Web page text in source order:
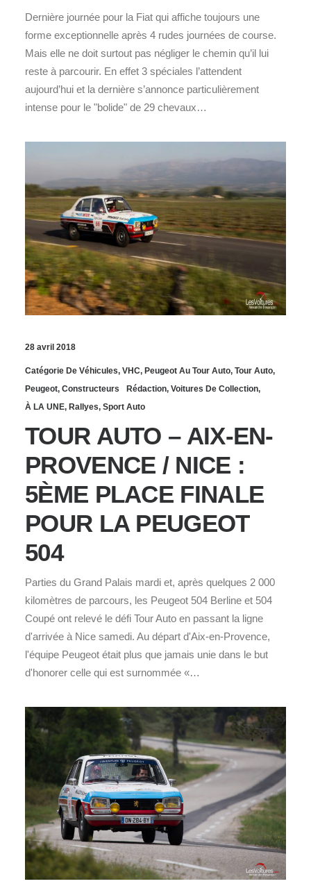
Dernière journée pour la Fiat qui affiche toujours une
forme exceptionnelle après 4 rudes journées de course.
Mais elle ne doit surtout pas négliger le chemin qu’il lui
reste à parcourir. En effet 3 spéciales l’attendent
aujourd’hui et la dernière s’annonce particulièrement
intense pour le "bolide" de 29 chevaux…
28 avril 2018
Catégorie De Véhicules, VHC, Peugeot Au Tour Auto, Tour Auto,
Peugeot, Constructeurs Rédaction, Voitures De Collection,
À LA UNE, Rallyes, Sport Auto
TOUR AUTO – AIX-EN-
PROVENCE / NICE :
5ÈME PLACE FINALE
POUR LA PEUGEOT
504
Parties du Grand Palais mardi et, après quelques 2 000
kilomètres de parcours, les Peugeot 504 Berline et 504
Coupé ont relevé le défi Tour Auto en passant la ligne
d'arrivée à Nice samedi. Au départ d'Aix-en-Provence,
l'équipe Peugeot était plus que jamais unie dans le but
d'honorer celle qui est surnommée «…